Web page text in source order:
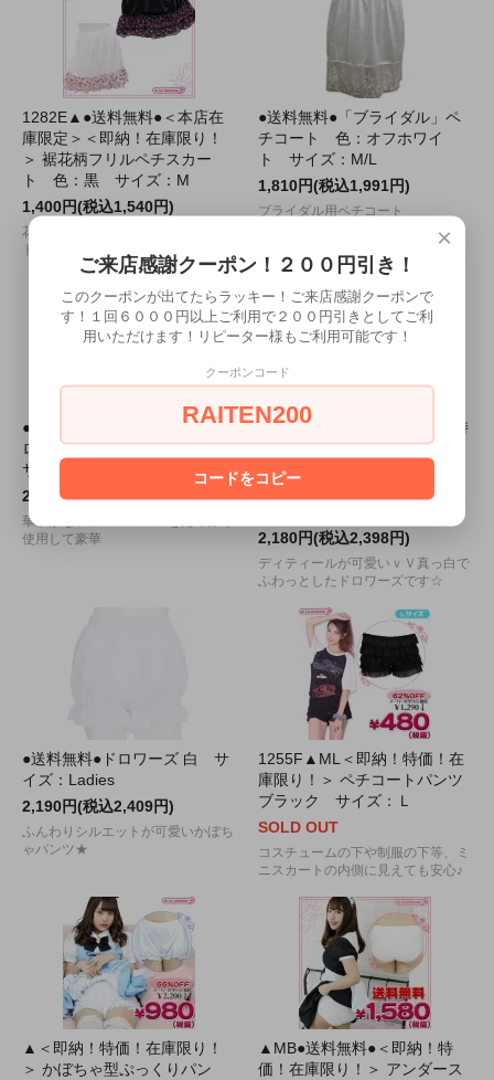
1282E▲●送料無料●＜本店在
庫限定＞＜即納！在庫限り！
＞ 裾花柄フリルペチスカー
ト 色：黒 サイズ：M
1,400円(税込1,540円)
花柄が可愛らしいフリルペチスカー
トが出来ました☆
●送料無料●「ブライダル」ペ
チコート 色：オフホワイ
ト サイズ：M/L
1,810円(税込1,991円)
ブライダル用ペチコート
●送料無料●ブライダル用キュ
ロット 色：オフホワイト
サイズ：Ｍ/L
2,070円(税込2,277円)
華やかなチュールレースをたっぷり
使用して豪華
1201K■●送料無料●＜即納！特
価！在庫限り！＞ メイドさん
のパンツ単品 色：白 サイ
ズ：フリー ■かぼちゃパンツ■
2,180円(税込2,398円)
ディティールが可愛いｖＶ真っ白で
ふわっとしたドロワーズです☆
●送料無料●ドロワーズ 白 サ
イズ：Ladies
2,190円(税込2,409円)
ふんわりシルエットが可愛いかぼち
ゃパンツ★
1255F▲ML＜即納！特価！在
庫限り！＞ ペチコートパンツ
ブラック サイズ：Ｌ
SOLD OUT
コスチュームの下や制服の下等、ミ
ニスカートの内側に見えても安心♪
▲＜即納！特価！在庫限り！
＞ かぼちゃ型ぷっくりパン
▲MB●送料無料●＜即納！特
価！在庫限り！＞ アンダース
×
ご来店感謝クーポン！２００円引き！
このクーポンが出てたらラッキー！ご来店感謝クーポンで
す！１回６０００円以上ご利用で２００円引きとしてご利
用いただけます！リピーター様もご利用可能です！
クーポンコード
RAITEN200
コードをコピー